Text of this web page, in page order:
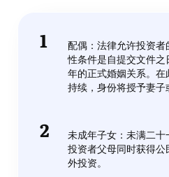
配偶：法律允许投资者
性条件是自提交文件
年的正式婚姻关系。
持续，身份将授予妻子
未成年子女：未满二
投资者父母同时获得
外投资。